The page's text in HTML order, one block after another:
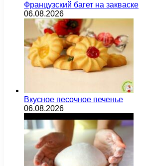
Французский багет на закваске
06.08.2026
Вкусное песочное печенье
06.08.2026